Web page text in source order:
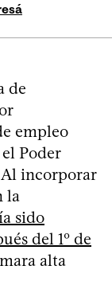
de
empleo
Poder
incorporar
la
sido
del 1º de
alta